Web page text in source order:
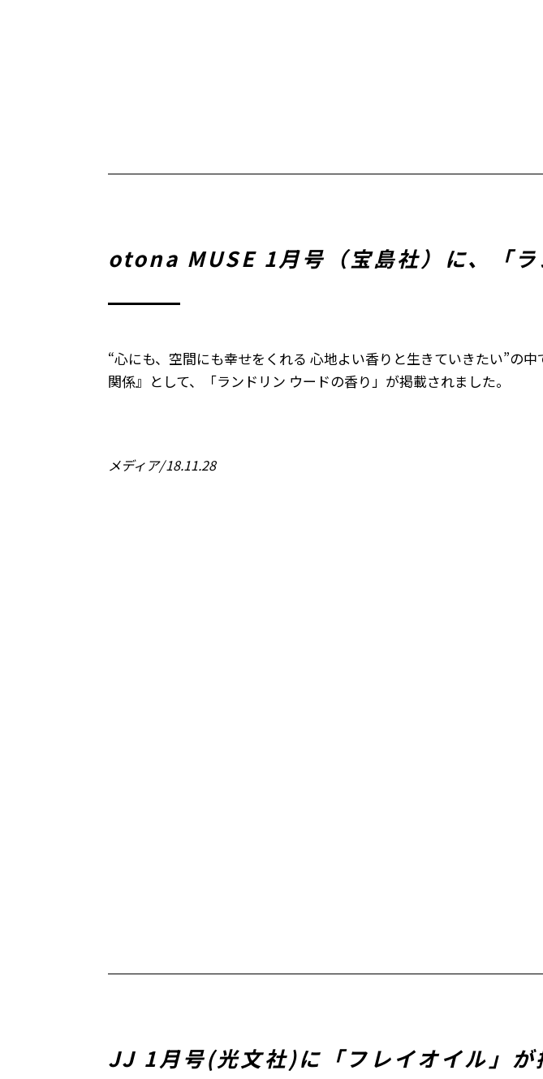
otona MUSE 1月号（宝島社）に、「ラ
“心にも、空間にも幸せをくれる 心地よい香りと生きていきたい”の
関係』として、「ランドリン ウードの香り」が掲載されました。
メディア 18.11.28
JJ 1月号(光文社)に「フレイオイル」が